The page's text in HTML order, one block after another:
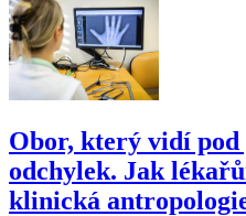
Obor, který vidí
odchylek. Jak
klinická